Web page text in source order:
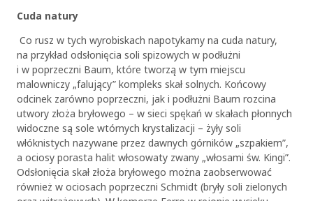
Cuda natury
Co rusz w tych wyrobiskach napotykamy na cuda natury,
na przykład odsłonięcia soli spizowych w podłużni
i w poprzeczni Baum, które tworzą w tym miejscu
malowniczy „falujący” kompleks skał solnych. Końcowy
odcinek zarówno poprzeczni, jak i podłużni Baum rozcina
utwory złoża bryłowego – w sieci spękań w skałach płonnych
widoczne są sole wtórnych krystalizacji – żyły soli
włóknistych nazywane przez dawnych górników „szpakiem”,
a ociosy porasta halit włosowaty zwany „włosami św. Kingi”.
Odsłonięcia skał złoża bryłowego można zaobserwować
również w ociosach poprzeczni Schmidt (bryły soli zielonych